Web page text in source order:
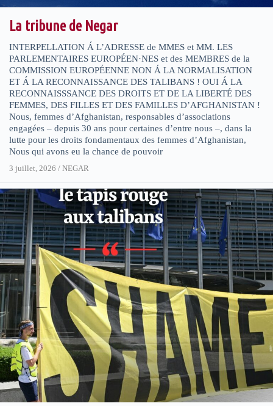
La tribune de Negar
INTERPELLATION Á L’ADRESSE de MMES et MM. LES
PARLEMENTAIRES EUROPÉEN·NES et des MEMBRES de la
COMMISSION EUROPÉENNE NON Á LA NORMALISATION
ET Á LA RECONNAISSANCE DES TALIBANS ! OUI Á LA
RECONNAISSSANCE DES DROITS ET DE LA LIBERTÉ DES
FEMMES, DES FILLES ET DES FAMILLES D’AFGHANISTAN !
Nous, femmes d’Afghanistan, responsables d’associations
engagées – depuis 30 ans pour certaines d’entre nous –, dans la
lutte pour les droits fondamentaux des femmes d’Afghanistan,
Nous qui avons eu la chance de pouvoir
3 juillet, 2026 / NEGAR